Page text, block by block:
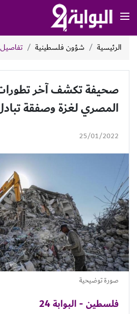
الرئيسية شؤون فلسطينية
صحيفة تكشف آخر
المصري لغزة وصفقة
25/01/2022
صورة توضيحية
فلسطين - البوابة 24